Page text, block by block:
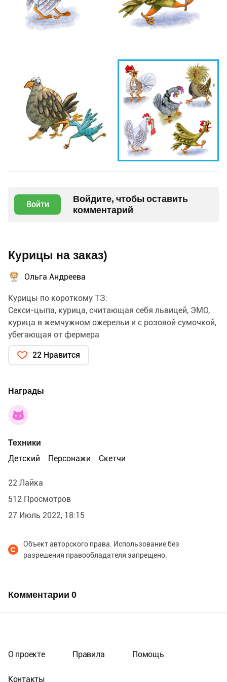
Войти
Войдите, чтобы оставить
комментарий
Курицы на заказ)
Ольга Андреева
Курицы по короткому ТЗ:
Секси-цыпа, курица, считающая себя львицей, ЭМО,
курица в жемчужном ожерельи и с розовой сумочкой,
убегающая от фермера
22 Нравится
Награды
Техники
Детский
Персонажи Скетчи
22 Лайка
512 Просмотров
27 Июль 2022, 18:15
Объект авторского права. Использование без
разрешения правообладателя запрещено.
Комментарии 0
О проекте Правила Помощь
Контакты